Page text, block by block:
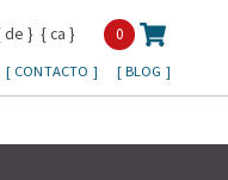
0
de ca
CONTACTO BLOG